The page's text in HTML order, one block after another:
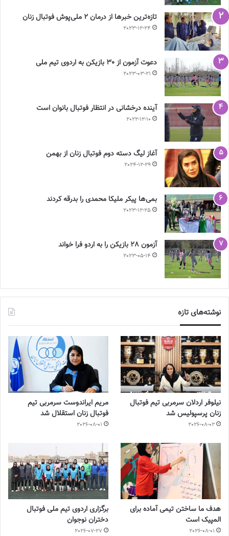
تازه‌ترین خبرها از درمان ۲ ملی‌پوش فوتبال زنان
2023-12-24
دعوت آزمون از 30 بازیکن به اردوی تیم ملی
2023-03-21
آینده درخشانی در انتظار فوتبال بانوان است
2022-12-10
آغاز لیگ دسته دوم فوتبال زنان از بهمن
2024-12-29
بمی‌ها پیکر ملیکا محمدی را بدرقه کردند
2023-12-25
آزمون 28 بازیکن را به اردو فرا خواند
2023-05-14
نوشته‌های تازه
نیلوفر اردلان سرمربی تیم فوتبال
زنان پرسپولیس شد
2026-08-02
مریم ایراندوست سرمربی تیم
فوتبال زنان استقلال شد
2026-08-01
هدف ما ساختن تیمی آماده برای
المپیک است
2026-08-01
برگزاری اردوی تیم ملی فوتبال
دختران نوجوان
2026-07-27